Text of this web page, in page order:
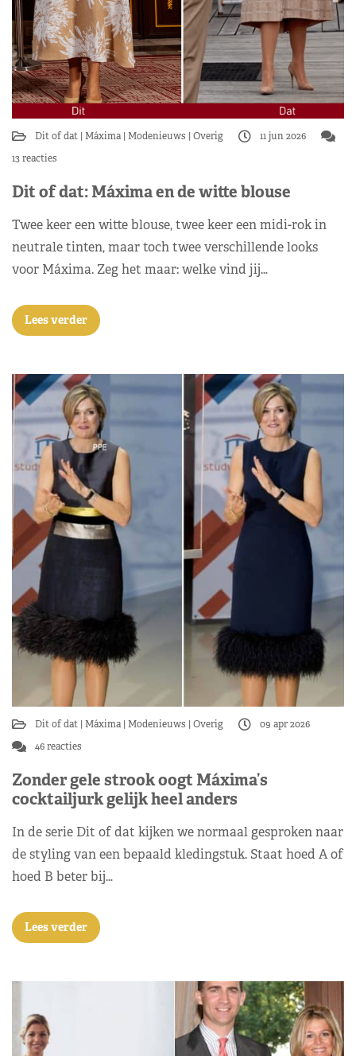
Dit of dat Máxima Modenieuws Overig
11 jun 2026
13 reacties
Dit of dat: Máxima en de witte blouse
Twee keer een witte blouse, twee keer een midi-rok in
neutrale tinten, maar toch twee verschillende looks
voor Máxima. Zeg het maar: welke vind jij…
Lees verder
Dit of dat Máxima Modenieuws Overig
09 apr 2026
46 reacties
Zonder gele strook oogt Máxima’s
cocktailjurk gelijk heel anders
In de serie Dit of dat kijken we normaal gesproken naar
de styling van een bepaald kledingstuk. Staat hoed A of
hoed B beter bij…
Lees verder